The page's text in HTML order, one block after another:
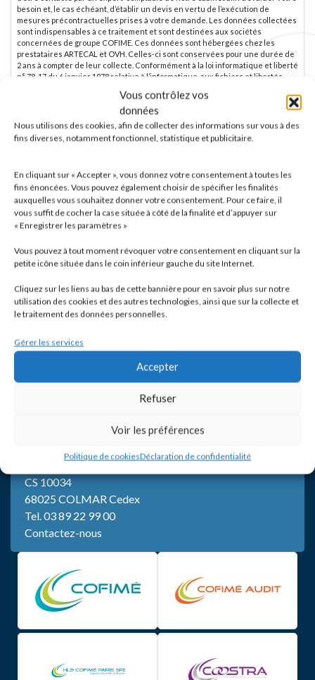
Vous contrôlez vos
données
Nous utilisons des cookies, afin de collecter des informations sur vous à des
fins diverses, notamment fonctionnel, statistique et publicitaire.
En cliquant sur « Accepter », vous donnez votre consentement à toutes les
fins énoncées. Vous pouvez également choisir de spécifier les finalités
auxquelles vous souhaitez donner votre consentement. Pour ce faire, il
vous suffit de cocher la case située à côté de la finalité et d’appuyer sur
« Enregistrer les paramètres »
Vous pouvez à tout moment révoquer votre consentement en cliquant sur la
petite icône située dans le coin inférieur gauche du site Internet.
Cliquez sur les liens au bas de cette bannière pour en savoir plus sur notre
utilisation des cookies et des autres technologies, ainsi que sur la collecte et
le traitement des données personnelles.
Gérer les services
Accepter
Refuser
Voir les préférences
Politique de cookiesDéclaration de confidentialité
besoin et, le cas échéant, d’établir un devis en vertu de l’exécution de
mesures précontractuelles prises à votre demande. Les données collectées
sont indispensables à ce traitement et sont destinées aux sociétés
concernées de groupe COFIME. Ces données sont hébergées chez les
prestataires ARTECAL et OVH. Celles-ci sont conservées pour une durée de
2 ans à compter de leur collecte. Conformément à la loi informatique et liberté
n° 78-17 du 6 janvier 1978 relative à l’informatique, aux fichiers et libertés
du 27 avril 2016 nous vous rappelons que vous disposez d’un droit à la
portabilité de vos données, de droits d’accès, de rectification ou
d’effacement, de limitation et d’opposition pour motifs légitimes, ainsi que du
droit de définir des directives relatives au sort de vos données personnelles
après votre mort sous réserve des dispositions légales et réglementaires
d’adresser un email à : rgpd@hlb-groupecofime.com ou d’adresser un
courrier à l’adresse suivante : GROUPE COFIME, Délégué à la protection des
données : Laurent Pavolini, 5 rue Bertrand Monnet, CS 10034 – 68025
COLMAR Cedex
5, rue de Bertrand Monnet
CS 10034
68025 COLMAR Cedex
Tel.03 89 22 99 00
Contactez-nous